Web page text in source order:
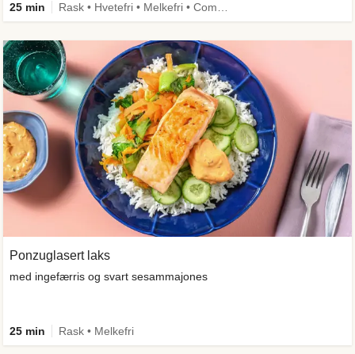
25 min
Ponzuglasert laks
med ingefærris og svart sesammajones
25 min Rask • Melkefri